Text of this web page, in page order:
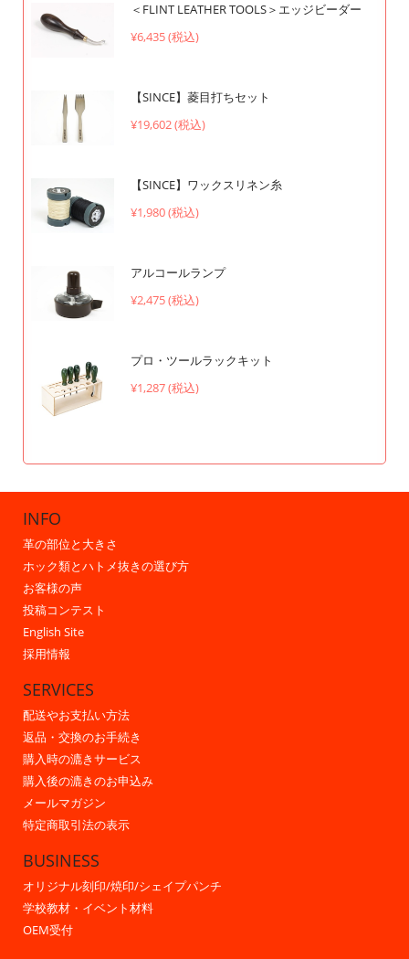
＜FLINT LEATHER TOOLS＞エッジビーダー
¥6,435 (税込)
【SINCE】菱目打ちセット
¥19,602 (税込)
【SINCE】ワックスリネン糸
¥1,980 (税込)
アルコールランプ
¥2,475 (税込)
プロ・ツールラックキット
¥1,287 (税込)
INFO
革の部位と大きさ
ホック類とハトメ抜きの選び方
お客様の声
投稿コンテスト
English Site
採用情報
SERVICES
配送やお支払い方法
返品・交換のお手続き
購入時の漉きサービス
購入後の漉きのお申込み
メールマガジン
特定商取引法の表示
BUSINESS
オリジナル刻印/焼印/シェイプパンチ
学校教材・イベント材料
OEM受付